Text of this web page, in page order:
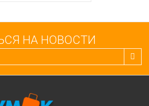
НА НОВОСТИ